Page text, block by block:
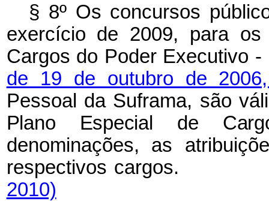
§ 8º Os concursos
exercício de 2009, para
Cargos do Poder Executivo
de 19 de outubro de
Pessoal da Suframa, são
Plano Especial de
denominações, as
respectivos
2010)